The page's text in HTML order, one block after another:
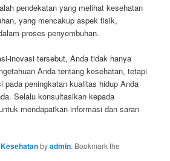
pendekatan yang melihat kesehatan
yang mencakup aspek fisik,
proses penyembuhan.
inovasi tersebut, Anda tidak hanya
Anda tentang kesehatan, tetapi
pada peningkatan kualitas hidup Anda
Selalu konsultasikan kepada
mendapatkan informasi dan saran
Kesehatanbyadmin. Bookmark the